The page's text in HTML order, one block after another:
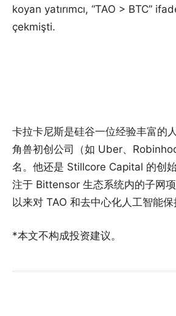
koyan yatırımcı, “TAO > BTC”
çekmişti.
卡拉卡尼斯是硅谷一位经验丰富的
角兽初创公司（如 Uber、
名。他还是 Stillcore Capital 的创
注于 Bittensor 生态系统内的子网
以来对 TAO 和去中心化人工智能保
*本文不构成投资建议。